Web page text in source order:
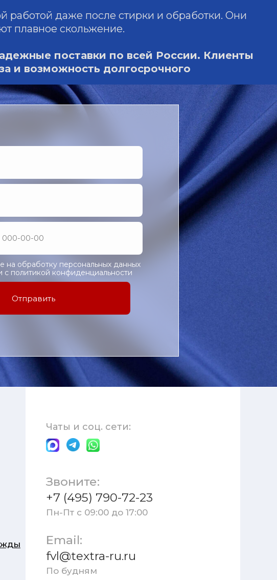
работой даже после стирки и обработки. Они
плавное скольжение.
поставки по всей России. Клиенты
и возможность долгосрочного
на обработку персональных данных
с политикой конфиденциальности
Отправить
Чаты и соц. сети:
Звоните:
Пн-Пт с 09:00 до 17:00
+7 (495) 790-72-23
Email:
По будням
fvl@textra-ru.ru